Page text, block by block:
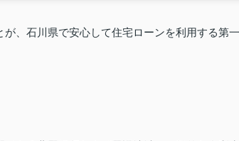
、石川県で安心して住宅ローンを利用する第一